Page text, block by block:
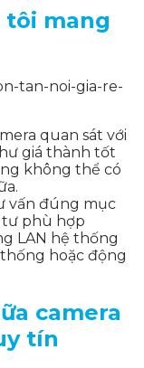
tôi mang
quan sát với
giá thành tốt
không thể có
vấn đúng mục
tư phù hợp
LAN hệ thống
hoặc động
camera
tín